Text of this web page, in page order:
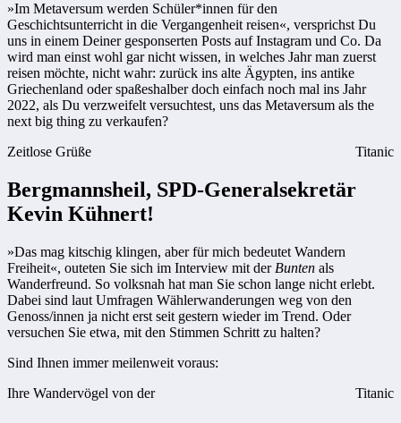
»Im Metaversum werden Schüler*innen für den
Geschichtsunterricht in die Vergangenheit reisen«, versprichst Du
uns in einem Deiner gesponserten Posts auf Instagram und Co. Da
wird man einst wohl gar nicht wissen, in welches Jahr man zuerst
reisen möchte, nicht wahr: zurück ins alte Ägypten, ins antike
Griechenland oder spaßeshalber doch einfach noch mal ins Jahr
2022, als Du verzweifelt versuchtest, uns das Metaversum als the
next big thing zu verkaufen?
Zeitlose Grüße
Titanic
Bergmannsheil, SPD-Generalsekretär
Kevin Kühnert!
»Das mag kitschig klingen, aber für mich bedeutet Wandern
Freiheit«, outeten Sie sich im Interview mit der Bunten als
Wanderfreund. So volksnah hat man Sie schon lange nicht erlebt.
Dabei sind laut Umfragen Wählerwanderungen weg von den
Genoss/innen ja nicht erst seit gestern wieder im Trend. Oder
versuchen Sie etwa, mit den Stimmen Schritt zu halten?
Sind Ihnen immer meilenweit voraus:
Ihre Wandervögel von der
Titanic